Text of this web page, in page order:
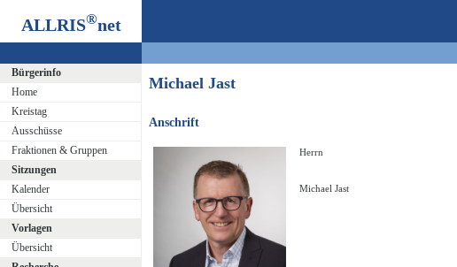
ALLRIS®net
Bürgerinfo
Home
Kreistag
Ausschüsse
Fraktionen & Gruppen
Sitzungen
Kalender
Übersicht
Vorlagen
Übersicht
Michael Jast
Anschrift
Herrn
Michael Jast